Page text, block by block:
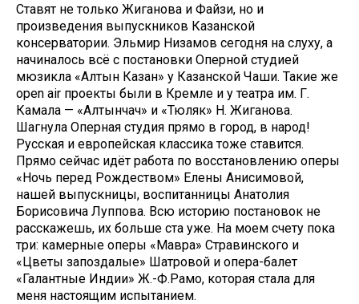
Ставят не только Жиганова и Файзи, но и
произведения выпускников Казанской
консерватории. Эльмир Низамов сегодня на слуху, а
начиналось всё с постановки Оперной студией
мюзикла «Алтын Казан» у Казанской Чаши. Такие же
open air проекты были в Кремле и у театра им. Г.
Камала — «Алтынчач» и «Тюляк» Н. Жиганова.
Шагнула Оперная студия прямо в город, в народ!
Русская и европейская классика тоже ставится.
Прямо сейчас идёт работа по восстановлению оперы
«Ночь перед Рождеством» Елены Анисимовой,
нашей выпускницы, воспитанницы Анатолия
Борисовича Луппова. Всю историю постановок не
расскажешь, их больше ста уже. На моем счету пока
три: камерные оперы «Мавра» Стравинского и
«Цветы запоздалые» Шатровой и опера-балет
«Галантные Индии» Ж.-Ф.Рамо, которая стала для
меня настоящим испытанием.